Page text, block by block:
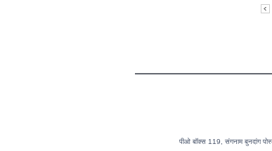
पीओ बॉक्स 119, संगनाम बुनदांग